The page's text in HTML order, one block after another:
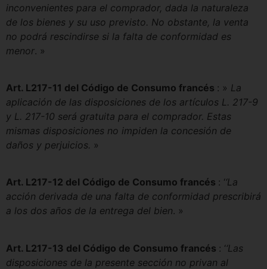
inconvenientes para el comprador, dada la naturaleza
de los bienes y su uso previsto. No obstante, la venta
no podrá rescindirse si la falta de conformidad es
menor. »
Art. L217-11 del Código de Consumo francés : » La
aplicación de las disposiciones de los artículos L. 217-9
y L. 217-10 será gratuita para el comprador. Estas
mismas disposiciones no impiden la concesión de
daños y perjuicios. »
Art. L217-12 del Código de Consumo francés : ‘‘La
acción derivada de una falta de conformidad prescribirá
a los dos años de la entrega del bien. »
Art. L217-13 del Código de Consumo francés : ‘‘Las
disposiciones de la presente sección no privan al